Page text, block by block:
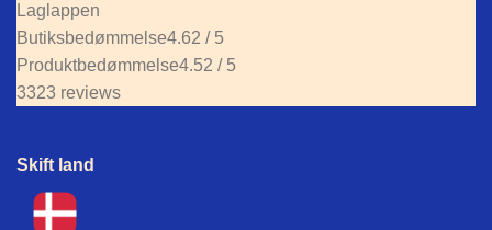
Laglappen
Butiksbedømmelse4.62 / 5
Produktbedømmelse4.52 / 5
3323 reviews
Skift land